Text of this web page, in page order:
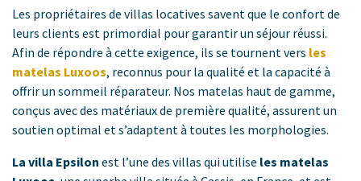
Les propriétaires de villas locatives savent que le confort de
leurs clients est primordial pour garantir un séjour réussi.
Afin de répondre à cette exigence, ils se tournent vers les
matelas Luxoos, reconnus pour la qualité et la capacité à
offrir un sommeil réparateur. Nos matelas haut de gamme,
conçus avec des matériaux de première qualité, assurent un
soutien optimal et s’adaptent à toutes les morphologies.
La villa Epsilon est l’une des villas qui utilise les matelas